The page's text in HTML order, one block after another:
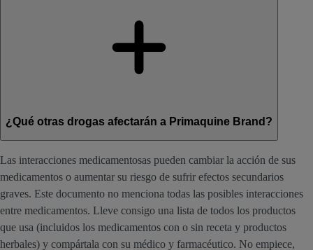
¿Qué otras drogas afectarán a Primaquine Brand?
Las interacciones medicamentosas pueden cambiar la acción de sus
medicamentos o aumentar su riesgo de sufrir efectos secundarios
graves. Este documento no menciona todas las posibles interacciones
entre medicamentos. Lleve consigo una lista de todos los productos
que usa (incluidos los medicamentos con o sin receta y productos
herbales) y compártala con su médico y farmacéutico. No empiece,